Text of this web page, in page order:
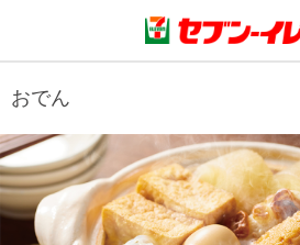
商品のご案内
商品のご案内トップ
今週の新商品
セール・キャンペーン
サービス
おでん